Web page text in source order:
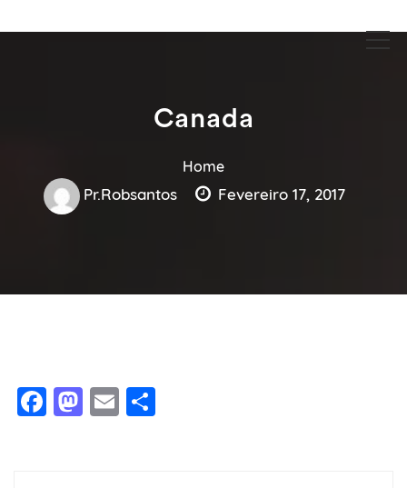
Guia Acesse encontre empresas
Canada
Home
Pr.robsantos Fevereiro 17, 2017
Facebook
Mastodon
Email